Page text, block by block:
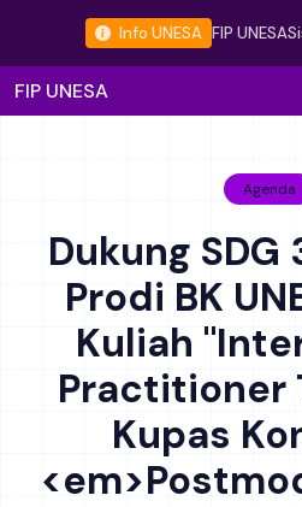
Info UNESA FIP UNESA
FIP UNESA
Agenda
Dukung SDG
Prodi BK
Kuliah
Practitioner
Kupas